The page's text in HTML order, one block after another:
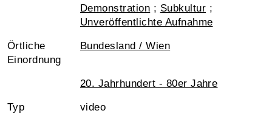
Demonstration ; Subkultur ;
Unveröffentlichte Aufnahme
Örtliche
Einordnung
Bundesland / Wien
20. Jahrhundert - 80er Jahre
Typ video